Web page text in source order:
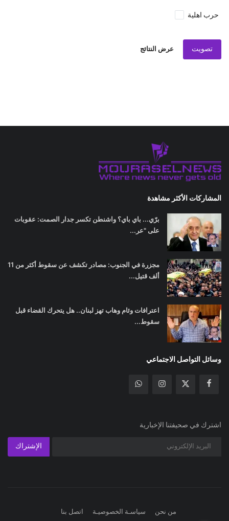
حرب اهلية
تصويت عرض النتائج
المشاركات الأكثر مشاهدة
برّي... باي باي؟ واشنطن تكسر جدار الصمت: عقوبات
على "عر...
مجزرة في الجنوب: مصادر تكشف عن سقوط أكثر من 11
ألف قتيل...
اعترافات وئام وهاب تهز لبنان.. هل يتحرك القضاء قبل
سقوط...
وسائل التواصل الاجتماعي
اشترك في صحيفتنا الإخبارية
الإشتراك
من نحن سياسـة الخصوصيـة اتصل بنا